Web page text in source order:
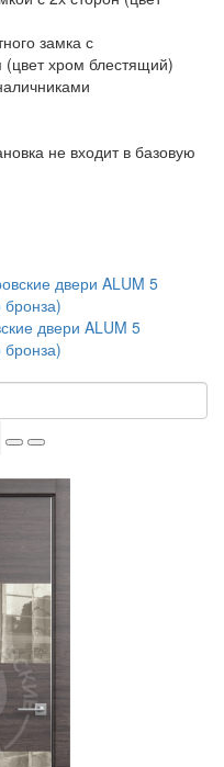
замка с
хром блестящий)
не входит в базовую
двери ALUM 5
бронза)